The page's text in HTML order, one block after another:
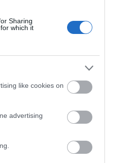
Sharing
which it
like cookies on
advertising
SAMIZDAT CÍMŰ
HIRDETÉS